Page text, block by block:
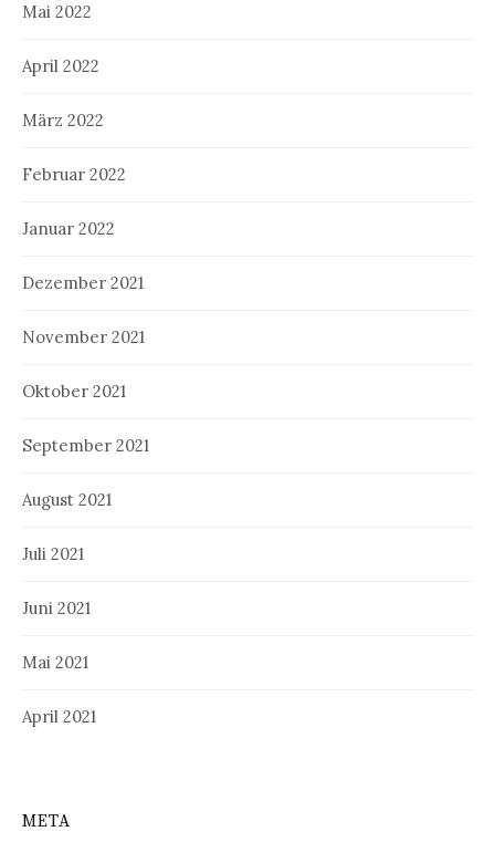
Mai 2022
April 2022
März 2022
Februar 2022
Januar 2022
Dezember 2021
November 2021
Oktober 2021
September 2021
August 2021
Juli 2021
Juni 2021
Mai 2021
April 2021
META